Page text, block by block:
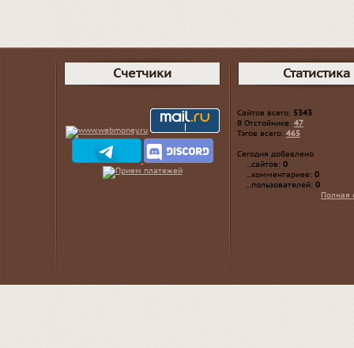
Счетчики Статистика
Сайтов всего: 5343
В Отстойнике: 47
Тэгов всего: 465
Сегодня добавлено
...сайтов: 0
...комментариев: 0
...пользователей: 0
Полная